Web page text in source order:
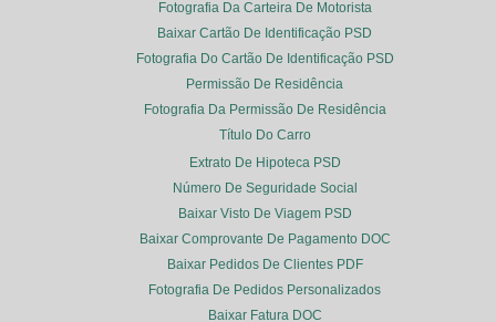
Fotografia Da Carteira De Motorista
Baixar Cartão De Identificação PSD
Fotografia Do Cartão De Identificação PSD
Permissão De Residência
Fotografia Da Permissão De Residência
Título Do Carro
Extrato De Hipoteca PSD
Número De Seguridade Social
Baixar Visto De Viagem PSD
Baixar Comprovante De Pagamento DOC
Baixar Pedidos De Clientes PDF
Fotografia De Pedidos Personalizados
Baixar Fatura DOC